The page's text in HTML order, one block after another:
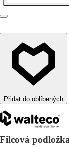
Filcová